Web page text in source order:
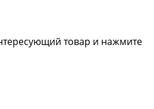
товар и нажмите